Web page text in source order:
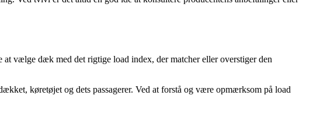
vælge dæk med det rigtige load index, der matcher eller overstiger den
køretøjet og dets passagerer. Ved at forstå og være opmærksom på load